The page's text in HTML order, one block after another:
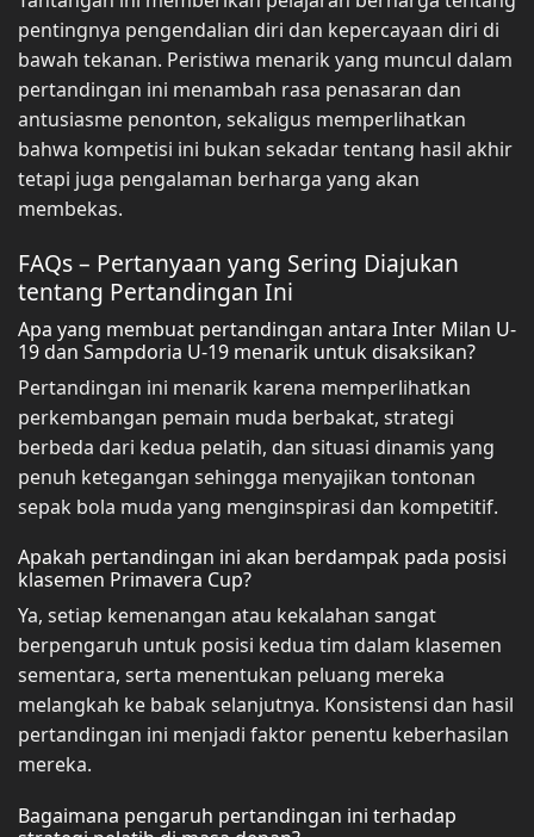
pentingnya pengendalian diri dan kepercayaan diri di
bawah tekanan. Peristiwa menarik yang muncul dalam
pertandingan ini menambah rasa penasaran dan
antusiasme penonton, sekaligus memperlihatkan
bahwa kompetisi ini bukan sekadar tentang hasil akhir
tetapi juga pengalaman berharga yang akan
membekas.
FAQs – Pertanyaan yang Sering Diajukan
tentang Pertandingan Ini
Apa yang membuat pertandingan antara Inter Milan U-
19 dan Sampdoria U-19 menarik untuk disaksikan?
Pertandingan ini menarik karena memperlihatkan
perkembangan pemain muda berbakat, strategi
berbeda dari kedua pelatih, dan situasi dinamis yang
penuh ketegangan sehingga menyajikan tontonan
sepak bola muda yang menginspirasi dan kompetitif.
Apakah pertandingan ini akan berdampak pada posisi
klasemen Primavera Cup?
Ya, setiap kemenangan atau kekalahan sangat
berpengaruh untuk posisi kedua tim dalam klasemen
sementara, serta menentukan peluang mereka
melangkah ke babak selanjutnya. Konsistensi dan hasil
pertandingan ini menjadi faktor penentu keberhasilan
mereka.
Bagaimana pengaruh pertandingan ini terhadap